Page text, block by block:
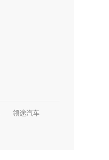
领途汽车